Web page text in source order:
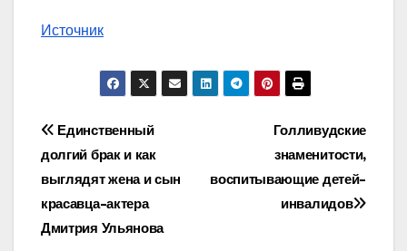
Источник
Навигация
по
записям
Голливудские
знаменитости,
воспитывающие детей-
инвалидов
Единственный
долгий брак и как
выглядят жена и сын
красавца-актера
Дмитрия Ульянова